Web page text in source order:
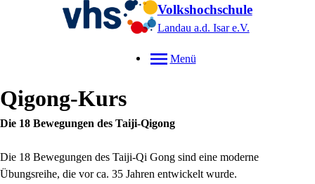
Volkshochschule
Landau a.d. Isare.V.
Menü
Qigong-Kurs
Die 18 Bewegungen des Taiji-Qigong
Die 18 Bewegungen des Taiji-Qi Gong sind eine moderne
Übungsreihe, die vor ca. 35 Jahren entwickelt wurde.